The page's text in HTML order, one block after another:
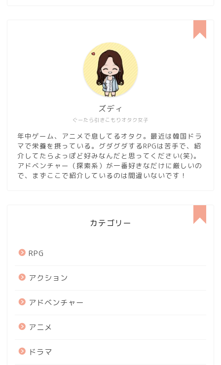
ぐーたら引きこもりオタク女子
ズディ
年中ゲーム、アニメで息してるオタク。最近は韓国ドラ
マで栄養を摂っている。グダグダするRPGは苦手で、紹
介してたらよっぽど好みなんだと思ってください(笑)。
アドベンチャー（探索系）が一番好きなだけに厳しいの
で、まずここで紹介しているのは間違いないです！
カテゴリー
RPG
アクション
アドベンチャー
アニメ
ドラマ